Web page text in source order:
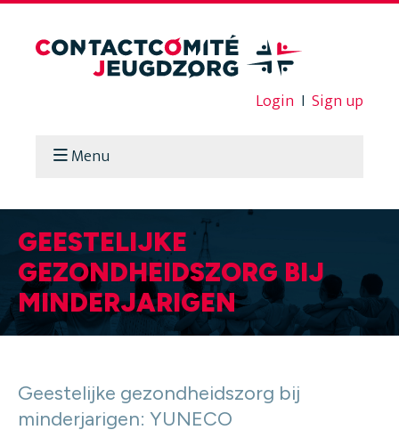
Login I Sign up
Menu
GEESTELIJKE
GEZONDHEIDSZORG BIJ
MINDERJARIGEN
Geestelijke gezondheidszorg bij
minderjarigen: YUNECO